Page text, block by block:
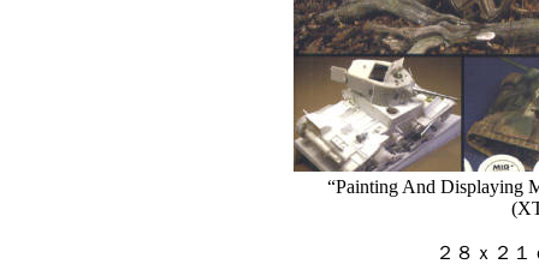
“Painting And Displaying
２８ｘ２